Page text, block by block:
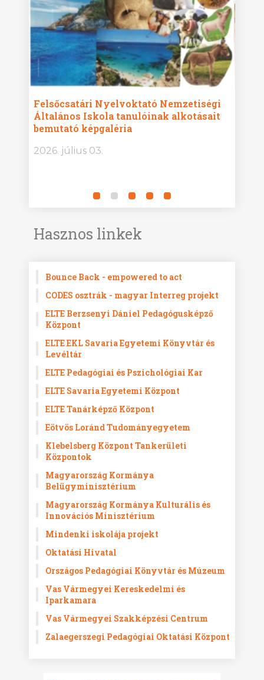
Felsőcsatári Nyelvoktató Nemzetiségi
Általános Iskola tanulóinak alkotásait
bemutató képgaléria
2026. július 03.
Hasznos linkek
Bounce Back - empowered to act
CODES osztrák - magyar Interreg projekt
ELTE Berzsenyi Dániel Pedagógusképző
Központ
ELTE EKL Savaria Egyetemi Könyvtár és
Levéltár
ELTE Pedagógiai és Pszichológiai Kar
ELTE Savaria Egyetemi Központ
ELTE Tanárképző Központ
Eötvös Loránd Tudományegyetem
Klebelsberg Központ Tankerületi
Központok
Magyarország Kormánya
Belügyminisztérium
Magyarország Kormánya Kulturális és
Innovációs Minisztérium
Mindenki iskolája projekt
Oktatási Hivatal
Országos Pedagógiai Könyvtár és Múzeum
Vas Vármegyei Kereskedelmi és
Iparkamara
Vas Vármegyei Szakképzési Centrum
Zalaegerszegi Pedagógiai Oktatási Központ